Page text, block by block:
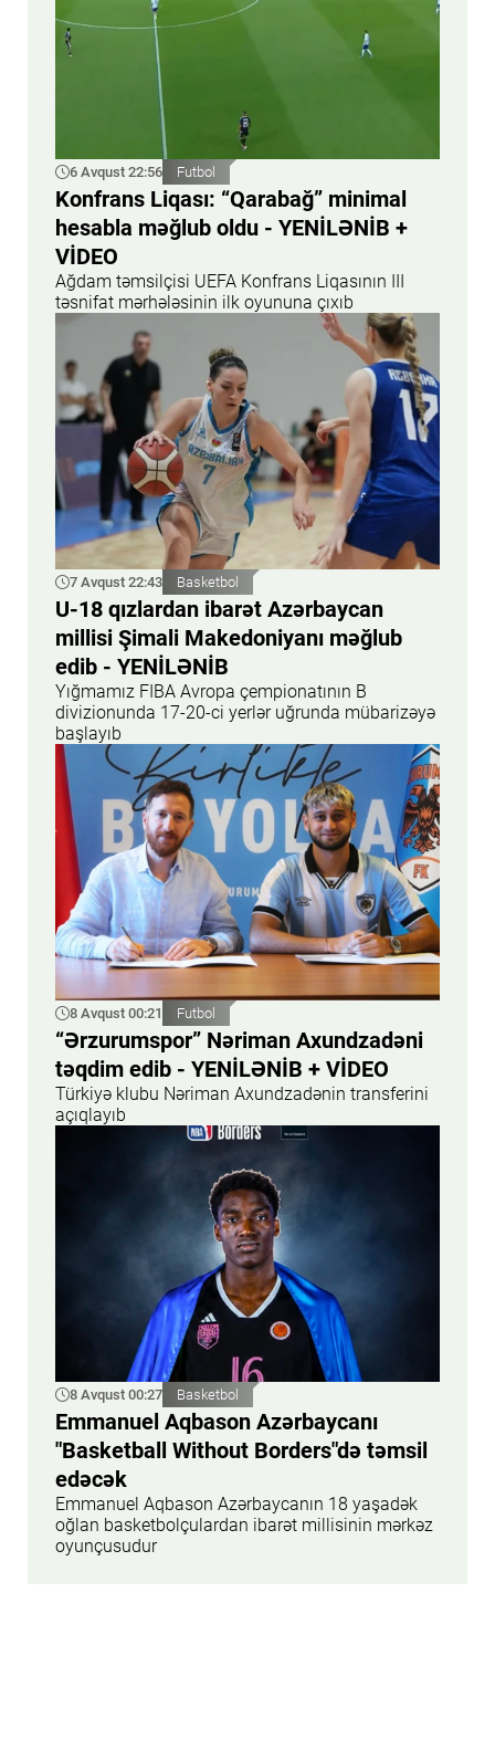
6 Avqust 22:56 Futbol
Konfrans Liqası: “Qarabağ” minimal
hesabla məğlub oldu - YENİLƏNİB +
VİDEO
Ağdam təmsilçisi UEFA Konfrans Liqasının III
təsnifat mərhələsinin ilk oyununa çıxıb
7 Avqust 22:43 Basketbol
U-18 qızlardan ibarət Azərbaycan
millisi Şimali Makedoniyanı məğlub
edib - YENİLƏNİB
Yığmamız FIBA Avropa çempionatının B
divizionunda 17-20-ci yerlər uğrunda mübarizəyə
başlayıb
8 Avqust 00:21 Futbol
“Ərzurumspor” Nəriman Axundzadəni
təqdim edib - YENİLƏNİB + VİDEO
Türkiyə klubu Nəriman Axundzadənin transferini
açıqlayıb
8 Avqust 00:27 Basketbol
Emmanuel Aqbason Azərbaycanı
"Basketball Without Borders"də təmsil
edəcək
Emmanuel Aqbason Azərbaycanın 18 yaşadək
oğlan basketbolçulardan ibarət millisinin mərkəz
oyunçusudur